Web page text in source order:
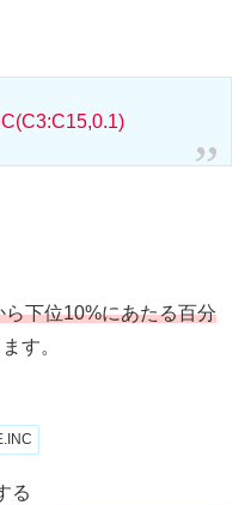
下位10%にあたる百分
す。
る